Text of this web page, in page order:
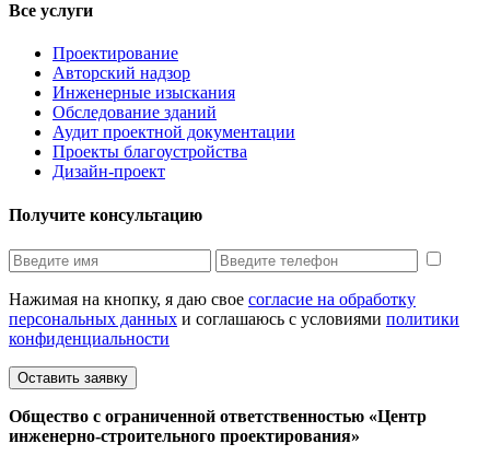
Все услуги
Проектирование
Авторский надзор
Инженерные изыскания
Обследование зданий
Аудит проектной документации
Проекты благоустройства
Дизайн-проект
Получите консультацию
Нажимая на кнопку, я даю свое согласие на обработку
персональных данных и соглашаюсь с условиями политики
конфиденциальности
Оставить заявку
Общество с ограниченной ответственностью «Центр
инженерно-строительного проектирования»